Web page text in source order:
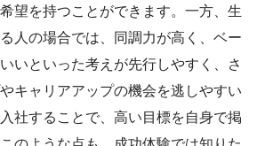
望を持つことができます。一方、生
人の場合では、同調力が高く、ベー
いといった考えが先行しやすく、さ
キャリアアップの機会を逃しやすい
社することで、高い目標を自身で掲